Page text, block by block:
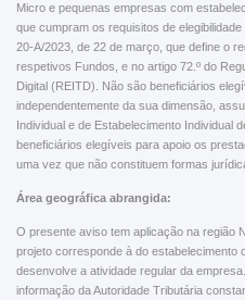
Micro e pequenas empresas com
que cumpram os requisitos de
20-A/2023, de 22 de março, que define o
respetivos Fundos, e no artigo 72.º do
Digital (REITD). Não são beneficiários
independentemente da sua dimensão,
Individual e de Estabelecimento Individual
beneficiários elegíveis para apoio os
uma vez que não constituem formas
Área geográfica abrangida:
O presente aviso tem aplicação na região
projeto corresponde à do estabelecimento
desenvolve a atividade regular da
informação da Autoridade Tributária